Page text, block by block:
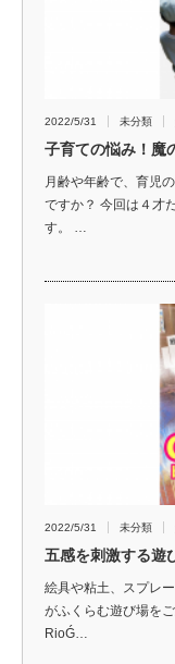
2022/5/31 未分類
子育ての悩み！魔
月齢や年齢で、育児
ですか？ 今回は４才
す。 …
2022/5/31 未分類
五感を刺激する遊
絵具や粘土、スプレ
がふくらむ遊び場を
RioǴ…